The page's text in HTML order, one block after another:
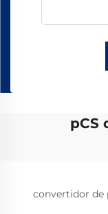
pCS
convertidor de